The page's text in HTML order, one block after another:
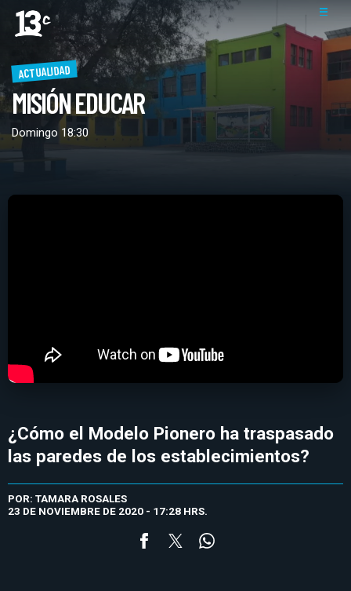
ACTUALIDAD
MISIÓN EDUCAR
Domingo 18:30
¿Cómo el Modelo Pionero ha traspasado
las paredes de los establecimientos?
POR: TAMARA ROSALES
23 DE NOVIEMBRE DE 2020 - 17:28 HRS.